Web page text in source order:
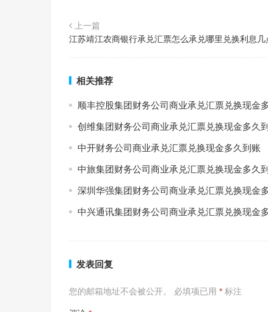
上一篇
江苏靖江农商银行承兑汇票怎么承兑哪里兑换利息几
相关推荐
顺丰控股集团财务公司商业承兑汇票兑换现金
创维集团财务公司商业承兑汇票兑换现金多久
中开财务公司商业承兑汇票兑换现金多久到账
中旅集团财务公司商业承兑汇票兑换现金多久
深圳华强集团财务公司商业承兑汇票兑换现金
中兴通讯集团财务公司商业承兑汇票兑换现金
发表回复
您的邮箱地址不会被公开。 必填项已用 * 标注